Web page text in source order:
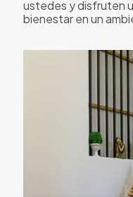
ustedes y disfruten
bienestar en un